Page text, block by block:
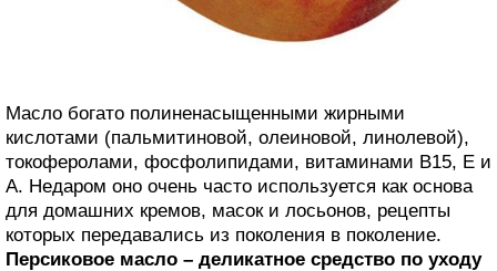
Масло богато полиненасыщенными жирными
кислотами (пальмитиновой, олеиновой, линолевой),
токоферолами, фосфолипидами, витаминами В15, Е и
А. Недаром оно очень часто используется как основа
для домашних кремов, масок и лосьонов, рецепты
которых передавались из поколения в поколение.
Персиковое масло – деликатное средство по уходу